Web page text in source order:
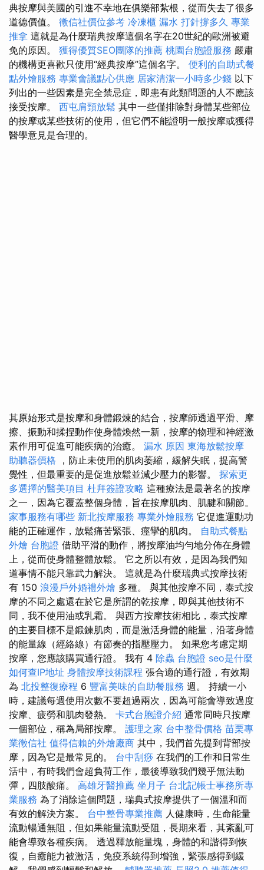
典按摩與美國的引進不幸地在俱樂部紮根，從而失去了很多
道德價值。 徵信社價位參考 冷凍櫃 漏水 打針撐多久 專業
推拿 這就是為什麼瑞典按摩這個名字在20世紀的歐洲被避
免的原因。 獲得優質SEO團隊的推薦 桃園台胞證服務 嚴肅
的機構更喜歡只使用“經典按摩”這個名字。 便利的自助式餐
點外燴服務 專業會議點心供應 居家清潔一小時多少錢 以下
列出的一些因素是完全禁忌症，即患有此類問題的人不應該
接受按摩。 西屯肩頸放鬆 其中一些僅排除對身體某些部位
的按摩或某些技術的使用，但它們不能證明一般按摩或獲得
醫學意見是合理的。
其原始形式是按摩和身體鍛煉的結合，按摩師透過平滑、摩
擦、振動和揉捏動作使身體煥然一新，按摩的物理和神經激
素作用可促進可能疾病的治癒。 漏水 原因 東海放鬆按摩
助聽器價格 ，防止未使用的肌肉萎縮，緩解失眠，提高警
覺性，但最重要的是促進放鬆並減少壓力的影響。 探索更
多選擇的醫美項目 杜拜簽證攻略 這種療法是最著名的按摩
之一，因為它覆蓋整個身體，旨在按摩肌肉、肌腱和關節。
家事服務有哪些 新北按摩服務 專業外燴服務 它促進運動功
能的正確運作，放鬆痛苦緊張、痙攣的肌肉。 自助式餐點
外燴 台胞證 借助平滑的動作，將按摩油均勻地分佈在身體
上，從而使身體整體放鬆。 它之所以有效，是因為我們知
道事情不能只靠武力解決。 這就是為什麼瑞典式按摩技術
有 150 浪漫戶外婚禮外燴 多種。 與其他按摩不同，泰式按
摩的不同之處還在於它是所謂的乾按摩，即與其他技術不
同，我不使用油或乳霜。 與西方按摩技術相比，泰式按摩
的主要目標不是鍛鍊肌肉，而是激活身體的能量，沿著身體
的能量線（經絡線）有節奏的指壓壓力。 如果您考慮定期
按摩，您應該購買通行證。 我有 4 除蟲 台胞證 seo是什麼
如何查IP地址 身體按摩技術課程 張合適的通行證，有效期
為 北投整復療程 6 豐富美味的自助餐服務 週。 持續一小
時，建議每週使用次數不要超過兩次，因為可能會導致過度
按摩、疲勞和肌肉發熱。 卡式台胞證介紹 通常同時只按摩
一個部位，稱為局部按摩。 護理之家 台中整骨價格 苗栗專
業徵信社 值得信賴的外燴廠商 其中，我們首先提到背部按
摩，因為它是最常見的。 台中刮痧 在我們的工作和日常生
活中，有時我們會超負荷工作，最後導致我們幾乎無法動
彈，四肢酸痛。 高雄牙醫推薦 坐月子 台北記帳士事務所專
業服務 為了消除這個問題，瑞典式按摩提供了一個溫和而
有效的解決方案。 台中整骨專業推薦 人健康時，生命能量
流動暢通無阻，但如果能量流動受阻，長期來看，其紊亂可
能會導致各種疾病。 透過釋放能量塊，身體的和諧得到恢
復，自癒能力被激活，免疫系統得到增強，緊張感得到緩